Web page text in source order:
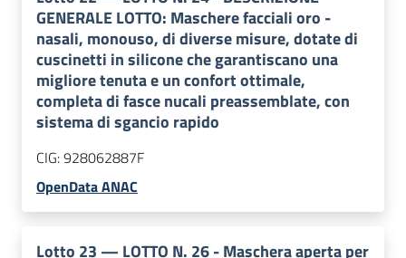
GENERALE LOTTO: Maschere facciali oro -
nasali, monouso, di diverse misure, dotate di
cuscinetti in silicone che garantiscano una
migliore tenuta e un confort ottimale,
completa di fasce nucali preassemblate, con
sistema di sgancio rapido
CIG:928062887F
OpenData ANAC
Lotto 23 — LOTTO N. 26 - Maschera aperta per